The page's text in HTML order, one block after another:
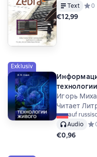
Text 0
€12,99
Exklusiv
Игорь
Читает
auf
Audio
€0,96